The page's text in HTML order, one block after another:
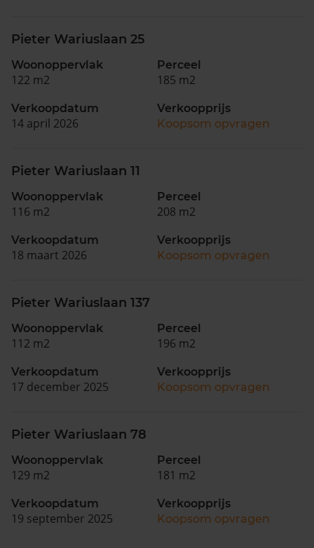
Pieter Wariuslaan 25
Woonoppervlak
122 m2
Perceel
185 m2
Verkoopdatum
14 april 2026
Verkoopprijs
Koopsom opvragen
Pieter Wariuslaan 11
Woonoppervlak
116 m2
Perceel
208 m2
Verkoopdatum
18 maart 2026
Verkoopprijs
Koopsom opvragen
Pieter Wariuslaan 137
Woonoppervlak
112 m2
Perceel
196 m2
Verkoopdatum
17 december 2025
Verkoopprijs
Koopsom opvragen
Pieter Wariuslaan 78
Woonoppervlak
129 m2
Perceel
181 m2
Verkoopdatum
19 september 2025
Verkoopprijs
Koopsom opvragen